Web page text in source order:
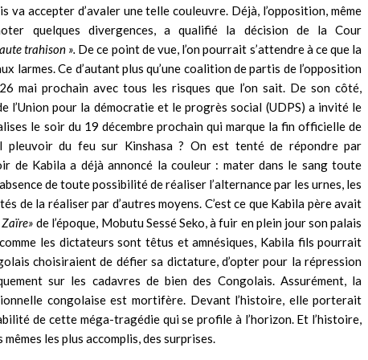
va accepter d’avaler une telle couleuvre. Déjà, l’opposition, même
quelques divergences, a qualifié la décision de la Cour
trahison ». De ce point de vue, l’on pourrait s’attendre à ce que la
larmes. Ce d’autant plus qu’une coalition de partis de l’opposition
mai prochain avec tous les risques que l’on sait. De son côté,
l’Union pour la démocratie et le progrès social (UDPS) a invité le
le soir du 19 décembre prochain qui marque la fin officielle de
pleuvoir du feu sur Kinshasa ? On est tenté de répondre par
de Kabila a déjà annoncé la couleur : mater dans le sang toute
de toute possibilité de réaliser l’alternance par les urnes, les
de la réaliser par d’autres moyens. C’est ce que Kabila père avait
de l’époque, Mobutu Sessé Seko, à fuir en plein jour son palais
les dictateurs sont têtus et amnésiques, Kabila fils pourrait
choisiraient de défier sa dictature, d’opter pour la répression
sur les cadavres de bien des Congolais. Assurément, la
congolaise est mortifère. Devant l’histoire, elle porterait
de cette méga-tragédie qui se profile à l’horizon. Et l’histoire,
les plus accomplis, des surprises.